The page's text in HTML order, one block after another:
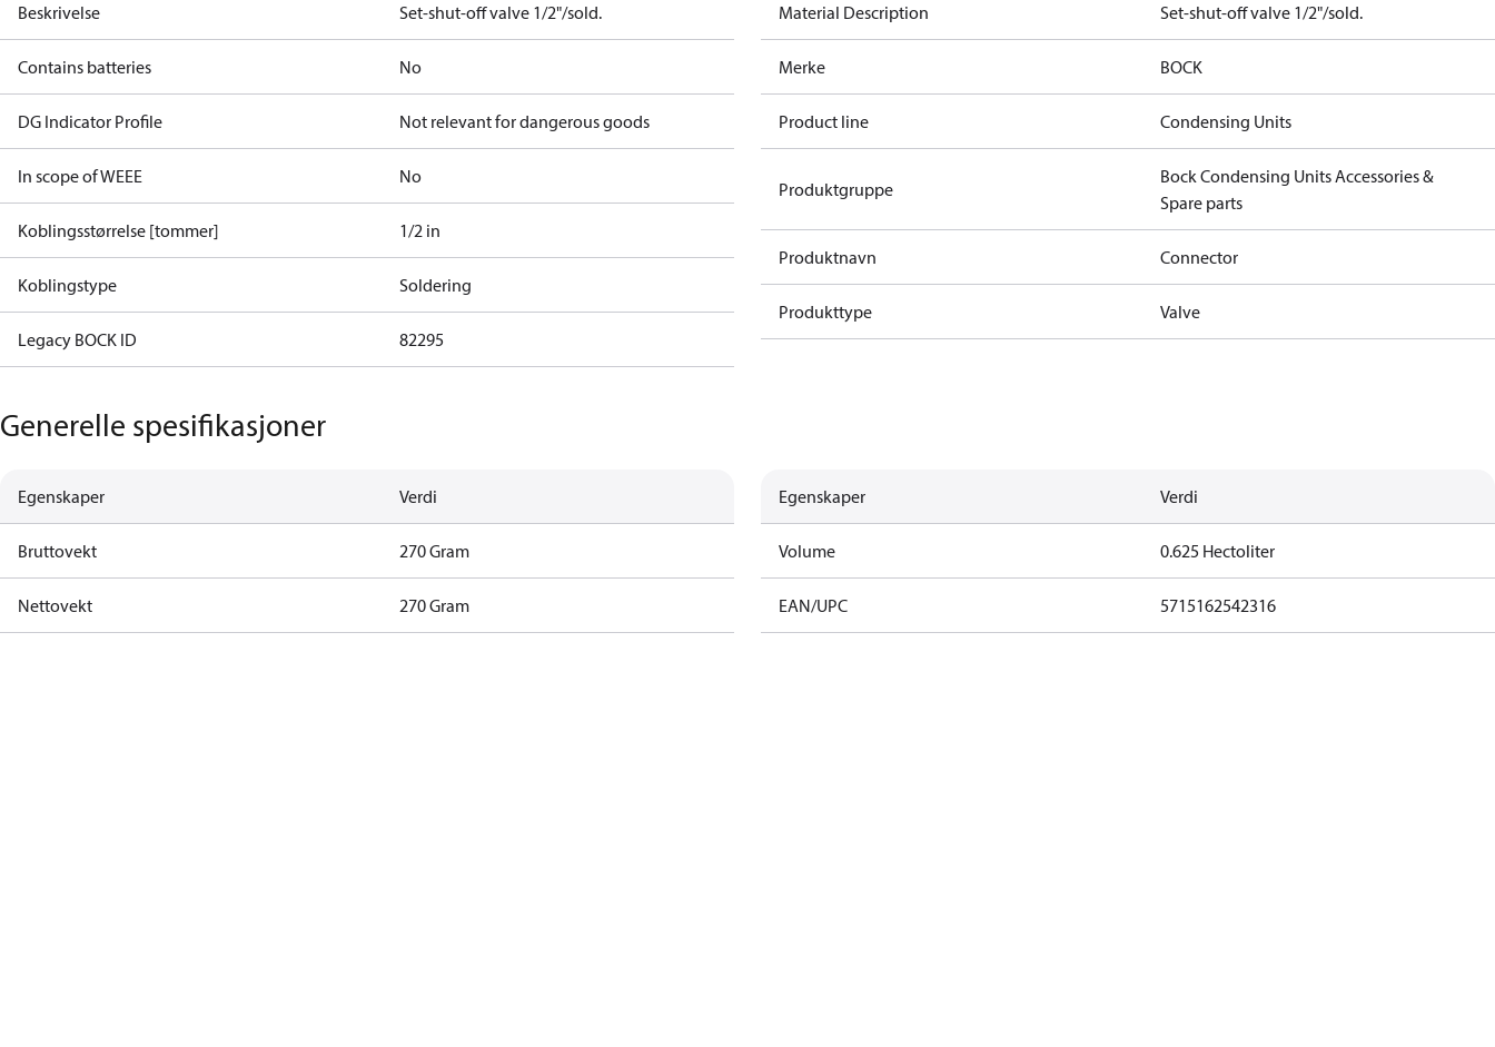
Beskrivelse Set-shut-off valve 1/2"/sold.
Contains batteries No
DG Indicator Profile Not relevant for dangerous goods
In scope of WEEE No
Koblingsstørrelse [tommer] 1/2 in
Koblingstype Soldering
Legacy BOCK ID 82295
Material Description Set-shut-off valve 1/2"/sold.
Merke BOCK
Product line Condensing Units
Produktgruppe
Bock Condensing Units Accessories &
Spare parts
Produktnavn Connector
Produkttype Valve
Generelle spesifikasjoner
Egenskaper Verdi
Bruttovekt 270 Gram
Nettovekt 270 Gram
Egenskaper Verdi
Volume 0.625 Hectoliter
EAN/UPC 5715162542316